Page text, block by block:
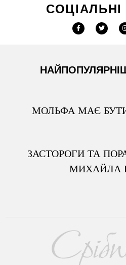
МОЛЬФА МАЄ
ЗАСТОРОГИ ТА
МИХАЙЛА